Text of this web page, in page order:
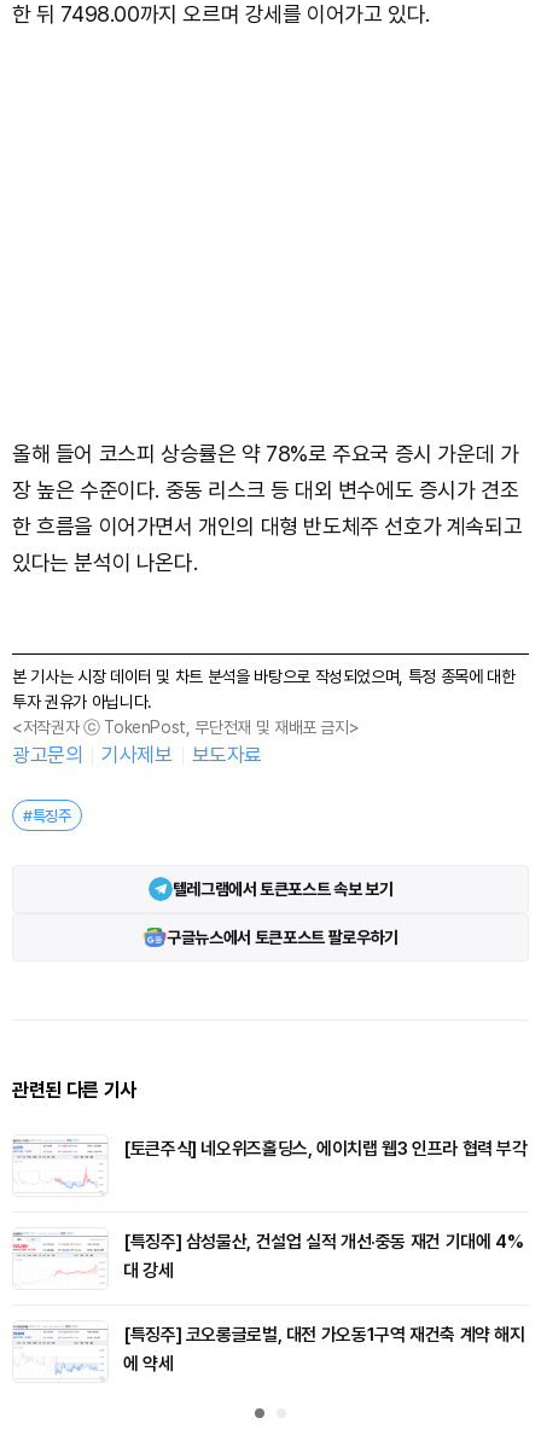
한 뒤 7498.00까지 오르며 강세를 이어가고 있다.
올해 들어 코스피 상승률은 약 78%로 주요국 증시 가운데 가
장 높은 수준이다. 중동 리스크 등 대외 변수에도 증시가 견조
한 흐름을 이어가면서 개인의 대형 반도체주 선호가 계속되고
있다는 분석이 나온다.
본 기사는 시장 데이터 및 차트 분석을 바탕으로 작성되었으며, 특정 종목에 대한
투자 권유가 아닙니다.
<저작권자 ⓒ TokenPost, 무단전재 및 재배포 금지>
광고문의 기사제보 보도자료
#특징주
텔레그램에서 토큰포스트 속보 보기
구글뉴스에서 토큰포스트 팔로우하기
관련된 다른 기사
[토큰주식] 네오위즈홀딩스, 에이치랩 웹3 인프라 협력 부각
[특징주] 삼성물산, 건설업 실적 개선·중동 재건 기대에 4%
대 강세
[특징주] 코오롱글로벌, 대전 가오동1구역 재건축 계약 해지
에 약세